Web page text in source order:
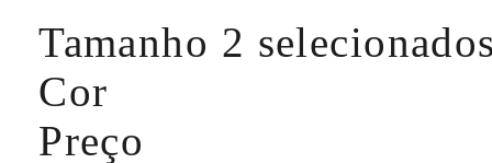
Tamanho 2
Cor
Preço